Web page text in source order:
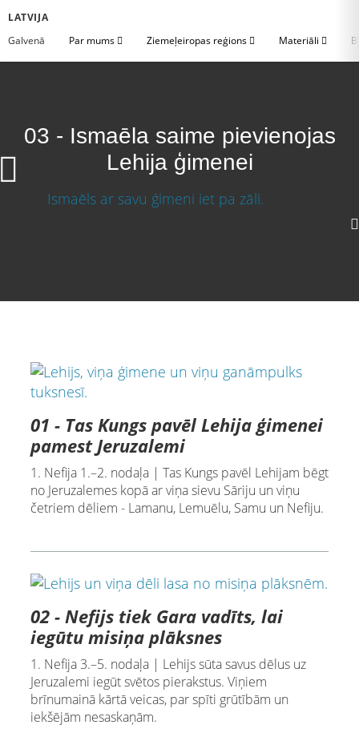
LATVIJA
Galvenā
Par mums Ziemeļeiropas reģions Materiāli
03 - Ismaēla saime pievienojas
Lehija ģimenei
01 - Tas Kungs pavēl Lehija ģimenei
pamest Jeruzalemi
1. Nefija 1.–2. nodaļa | Tas Kungs pavēl Lehijam bēgt
no Jeruzalemes kopā ar viņa sievu Sāriju un viņu
četriem dēliem - Lamanu, Lemuēlu, Samu un Nefiju.
02 - Nefijs tiek Gara vadīts, lai
iegūtu misiņa plāksnes
1. Nefija 3.–5. nodaļa | Lehijs sūta savus dēlus uz
Jeruzalemi iegūt svētos pierakstus. Viņiem
brīnumainā kārtā veicas, par spīti grūtībām un
iekšējām nesaskaņām.